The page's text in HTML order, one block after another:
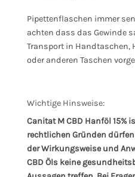
Pipettenflaschen immer
achten dass das Gewinde
Transport in Handtaschen,
oder anderen Taschen
Wichtige Hinsweise:
Canitat M CBD Hanföl 15%
rechtlichen Gründen
der Wirkungsweise und
CBD Öls keine